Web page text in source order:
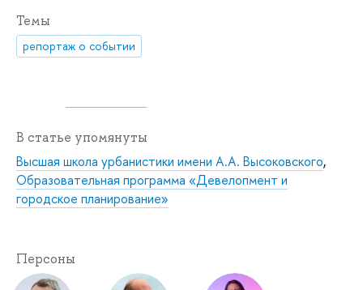
Темы
репортаж о событии
В статье упомянуты
Высшая школа урбанистики имени А.А. Высоковского,
Образовательная программа «Девелопмент и
городское планирование»
Персоны